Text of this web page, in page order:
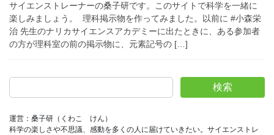
サイエンストレーナーの桑子研です。このサイトで科学を一緒に
楽しみましょう。 理科掲示物を作ってみました。以前に #小森栄
治 先生のナリカサイエンスアカデミーに出たときに、ある参加者
の方が理科室の前の掲示物に、元素記号の […]
検索
運営：桑子研（くわこ　けん）
科学の楽しさや不思議、感動を多くの人に届けていきたい。サイエンストレ